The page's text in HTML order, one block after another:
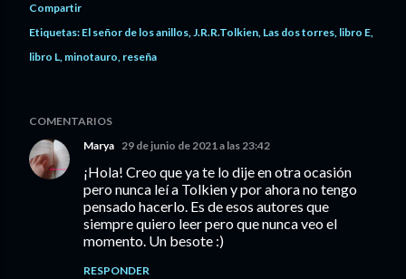
Compartir
Etiquetas: El señor de los anillos J.R.R.Tolkien Las dos torres libro E
libro L minotauro reseña
COMENTARIOS
Marya 29 de junio de 2021 a las 23:42
¡Hola! Creo que ya te lo dije en otra ocasión
pero nunca leí a Tolkien y por ahora no tengo
pensado hacerlo. Es de esos autores que
siempre quiero leer pero que nunca veo el
momento. Un besote :)
RESPONDER